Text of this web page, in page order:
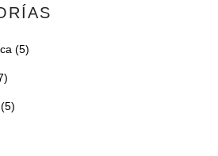
(5)
(5)